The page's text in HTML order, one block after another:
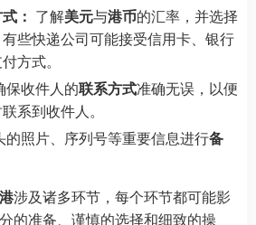
： 了解美元与港币的汇率，并选择
些快递公司可能接受信用卡、银行
方式。
保收件人的联系方式准确无误，以便
系到收件人。
的照片、序列号等重要信息进行备
涉及诸多环节，每个环节都可能影
的准备、谨慎的选择和细致的操